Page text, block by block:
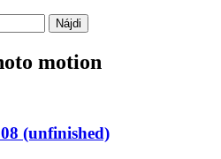
motion
(unfinished)